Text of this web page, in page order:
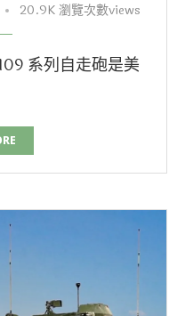
20.9K 瀏覽次數views
系列自走砲是美